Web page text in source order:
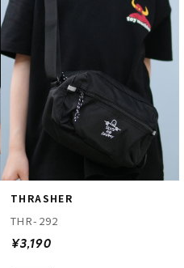
THRASHER
THR-292
¥3,190